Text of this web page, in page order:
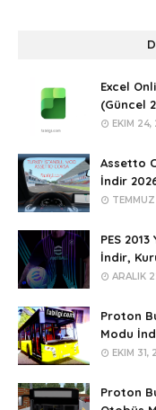
Excel
(Güncel
EKIM 24,
Assetto
İndir
PES
İndir,
ARALIK
Proton
Modu
EKIM 31,
Proton